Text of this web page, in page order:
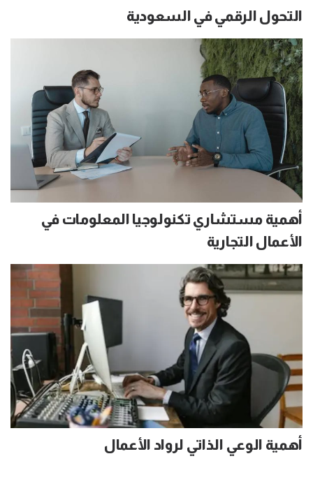
التحول الرقمي في السعودية
أهمية مستشاري تكنولوجيا المعلومات في
الأعمال التجارية
أهمية الوعي الذاتي لرواد الأعمال